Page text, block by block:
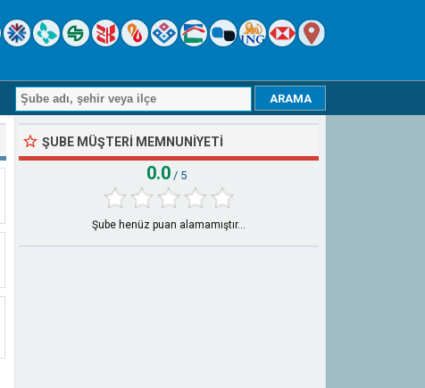
ŞUBE MÜŞTERI MEMNUNIYETI
0.0 / 5
Şube henüz puan alamamıştır...